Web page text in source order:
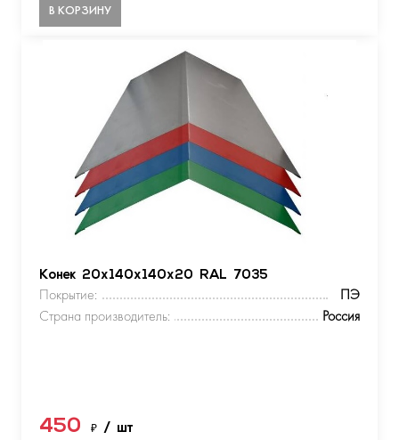
В КОРЗИНУ
Конек 20х140х140х20 RAL 7035
Покрытие:
ПЭ
Страна производитель:
Россия
450 ₽ / шт